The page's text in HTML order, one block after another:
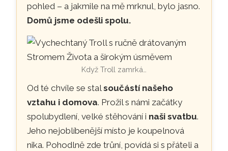
pohled – a jakmile na mě mrknul, bylo jasno.
Domů jsme odešli spolu.
Když Troll zamrká…
Od té chvíle se stalsoučástí našeho
vztahu i domova. Prožil s námi začátky
spolubydlení, velké stěhování i naši svatbu.
Jeho nejoblíbenější místo je koupelnová
nika. Pohodlně zde trůní, povídá si s přáteli a